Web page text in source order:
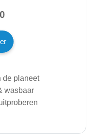
de planeet
wasbaar